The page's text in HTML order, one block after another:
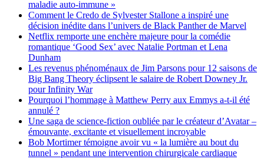
maladie auto-immune »
Comment le Credo de Sylvester Stallone a inspiré une
décision inédite dans l’univers de Black Panther de Marvel
Netflix remporte une enchère majeure pour la comédie
romantique ‘Good Sex’ avec Natalie Portman et Lena
Dunham
Les revenus phénoménaux de Jim Parsons pour 12 saisons de
Big Bang Theory éclipsent le salaire de Robert Downey Jr.
pour Infinity War
Pourquoi l’hommage à Matthew Perry aux Emmys a-t-il été
annulé ?
Une saga de science-fiction oubliée par le créateur d’Avatar –
émouvante, excitante et visuellement incroyable
Bob Mortimer témoigne avoir vu « la lumière au bout du
tunnel » pendant une intervention chirurgicale cardiaque